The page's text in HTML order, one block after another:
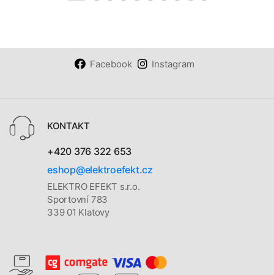
Facebook Instagram
KONTAKT
+420 376 322 653
eshop@elektroefekt.cz
ELEKTRO EFEKT s.r.o.
Sportovní 783
339 01 Klatovy